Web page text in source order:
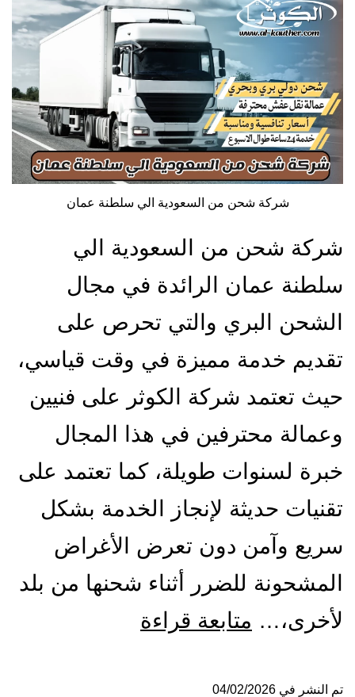
شركة شحن من السعودية الي سلطنة عمان
شركة شحن من السعودية الي
سلطنة عمان الرائدة في مجال
الشحن البري والتي تحرص على
تقديم خدمة مميزة في وقت قياسي،
حيث تعتمد شركة الكوثر على فنيين
وعمالة محترفين في هذا المجال
خبرة لسنوات طويلة، كما تعتمد على
تقنيات حديثة لإنجاز الخدمة بشكل
سريع وآمن دون تعرض الأغراض
المشحونة للضرر أثناء شحنها من بلد
لأخرى،… متابعة قراءة
تم النشر في 04/02/2026